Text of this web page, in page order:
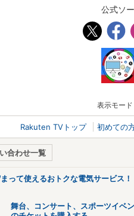
公式ソ
表示モード
Rakuten TVトップ 初めての
合わせ一覧
って使えるおトクな電気サービス！
舞台、コンサート、スポーツイベ